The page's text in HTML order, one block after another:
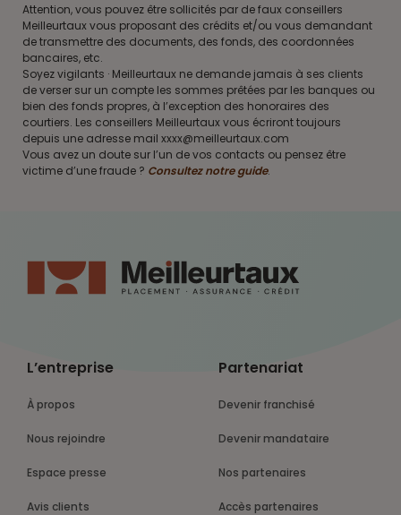
Attention, vous pouvez être sollicités par de faux conseillers
Meilleurtaux vous proposant des crédits et/ou vous demandant
de transmettre des documents, des fonds, des coordonnées
bancaires, etc.
Soyez vigilants · Meilleurtaux ne demande jamais à ses clients
de verser sur un compte les sommes prêtées par les banques ou
bien des fonds propres, à l’exception des honoraires des
courtiers. Les conseillers Meilleurtaux vous écriront toujours
depuis une adresse mail xxxx@meilleurtaux.com
Vous avez un doute sur l’un de vos contacts ou pensez être
victime d’une fraude ? Consultez notre guide.
L’entreprise
À propos
Nous rejoindre
Espace presse
Avis clients
Partenariat
Devenir franchisé
Devenir mandataire
Nos partenaires
Accès partenaires